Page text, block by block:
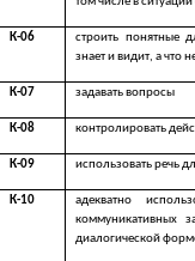
К-06
строить понятные
знает и видит, а что
К-07 задавать вопросы
К-08 контролировать
К-09 использовать речь
К-10
адекватно
коммуникативных
диалогической